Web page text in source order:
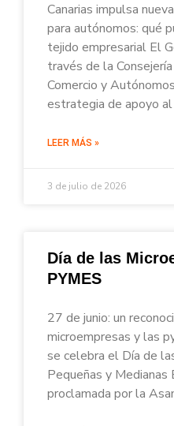
Canarias impulsa
para autónomos: qué
tejido empresarial El
través de la
Comercio y
estrategia de apoyo
LEER MÁS »
3 de julio de 2026
Día de las
PYMES
27 de junio: un
microempresas y las
se celebra el Día de
Pequeñas y Medianas
proclamada por la